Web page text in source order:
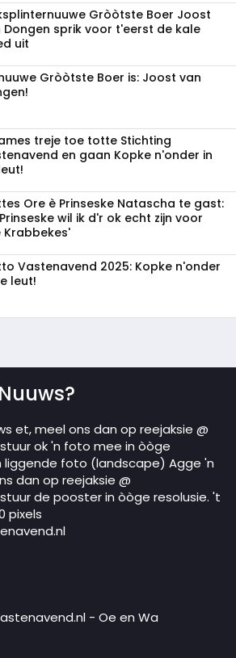
Gròòtste Boer Joost
Dongen sprik voor t'eerst de kale
uit
Gròòtste Boer is: Joost van
treje toe totte Stichting
en gaan Kopke n'onder in
Ore è Prinseske Natascha te gast:
wil ik d'r ok echt zijn voor
Krabbekes'
Vastenavend 2025: Kopke n'onder
leut!
et, meel ons dan op reejaksie @
ok 'n foto mee in òòge
liggende foto (landscape) Agge 'n
dan op reejaksie @
de pooster in òòge resolusie. 't
pixels
- Oe en Wa